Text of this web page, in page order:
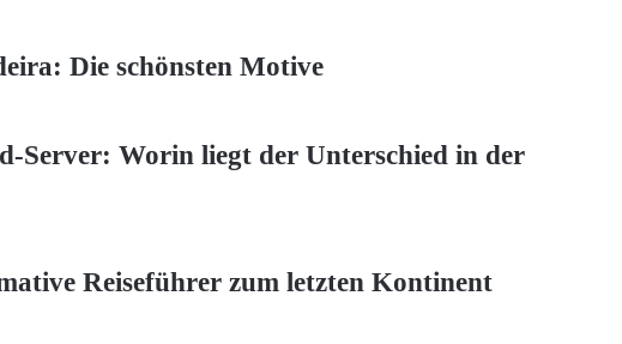
Die schönsten Motive
Server: Worin liegt der Unterschied in der
Reiseführer zum letzten Kontinent